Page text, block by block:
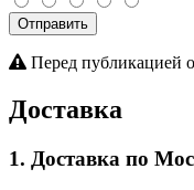
Отправить
Перед публикацией
Доставка
1. Доставка по